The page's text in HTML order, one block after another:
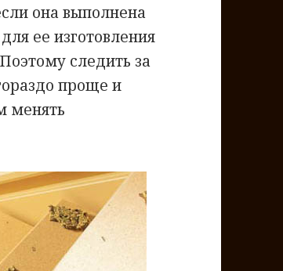
она выполнена
ее изготовления
следить за
проще и
менять